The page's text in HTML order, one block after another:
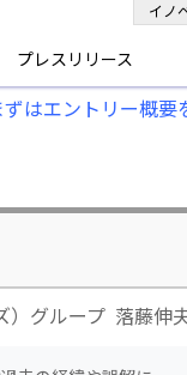
プレスリリース
イノ
はエントリー概要
）グループ 落藤伸